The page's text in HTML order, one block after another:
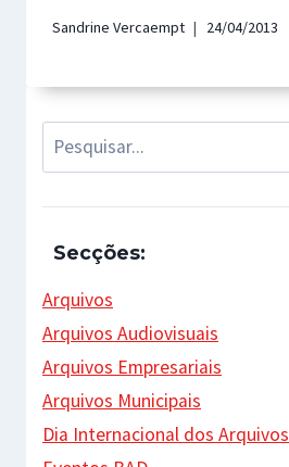
Sandrine Vercaempt 24/04/2013
Pesquisar
Secções:
Arquivos
Arquivos Audiovisuais
Arquivos Empresariais
Arquivos Municipais
Dia Internacional dos Arquivos